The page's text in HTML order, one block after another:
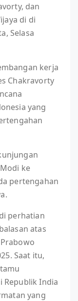
dan
di di
Selasa
kerja
Chakravorty
yang
ke
pertengahan
perhatian
atas
Saat itu,
Republik India
yang